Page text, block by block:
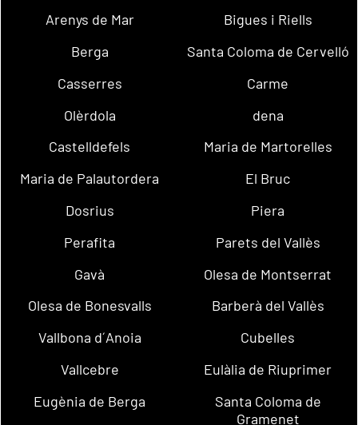
Arenys de Mar
Bigues i Riells
Berga
Santa Coloma de Cervelló
Casserres
Carme
Olèrdola
dena
Castelldefels
Maria de Martorelles
Maria de Palautordera
El Bruc
Dosrius
Piera
Perafita
Parets del Vallès
Gavà
Olesa de Montserrat
Olesa de Bonesvalls
Barberà del Vallès
Vallbona d´Anoia
Cubelles
Vallcebre
Eulàlia de Riuprimer
Eugènia de Berga
Santa Coloma de
Gramenet